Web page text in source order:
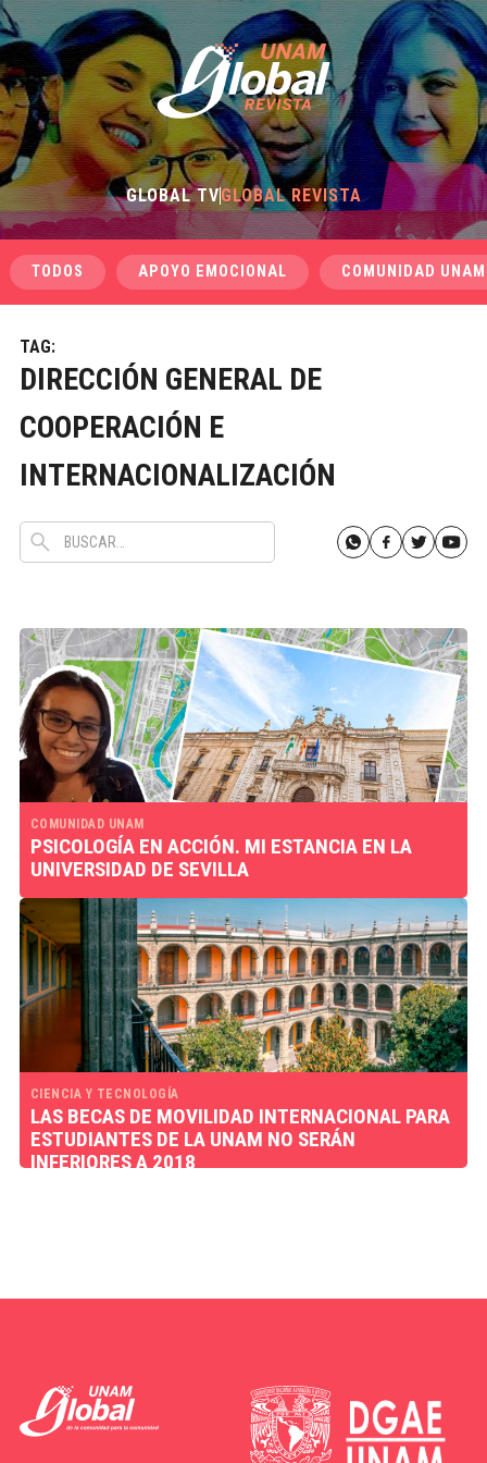
GLOBAL TVGLOBAL REVISTA
TODOS APOYO EMOCIONAL COMUNIDAD UNAM
TAG:
DIRECCIÓN GENERAL DE
COOPERACIÓN E
INTERNACIONALIZACIÓN
COMUNIDAD UNAM
PSICOLOGÍA EN ACCIÓN. MI ESTANCIA EN LA
UNIVERSIDAD DE SEVILLA
CIENCIA Y TECNOLOGÍA
LAS BECAS DE MOVILIDAD INTERNACIONAL PARA
ESTUDIANTES DE LA UNAM NO SERÁN
INFERIORES A 2018